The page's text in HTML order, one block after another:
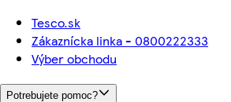
Tesco.sk
Zákaznícka linka - 0800222333
Výber obchodu
Potrebujete pomoc?